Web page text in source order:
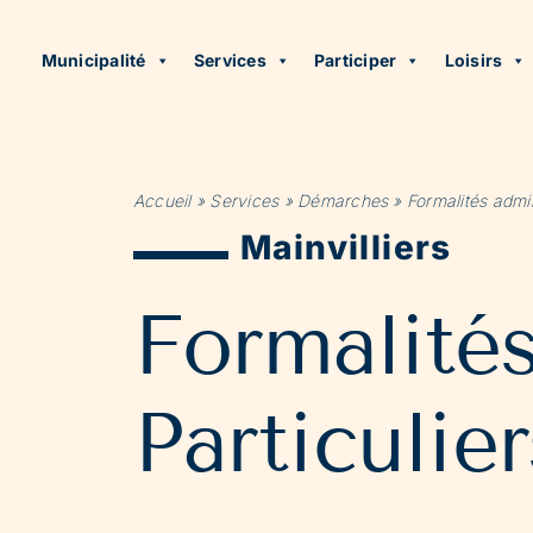
Municipalité Services Participer Loisirs
Accueil» Services» Démarches» Formalités
Mainvilliers